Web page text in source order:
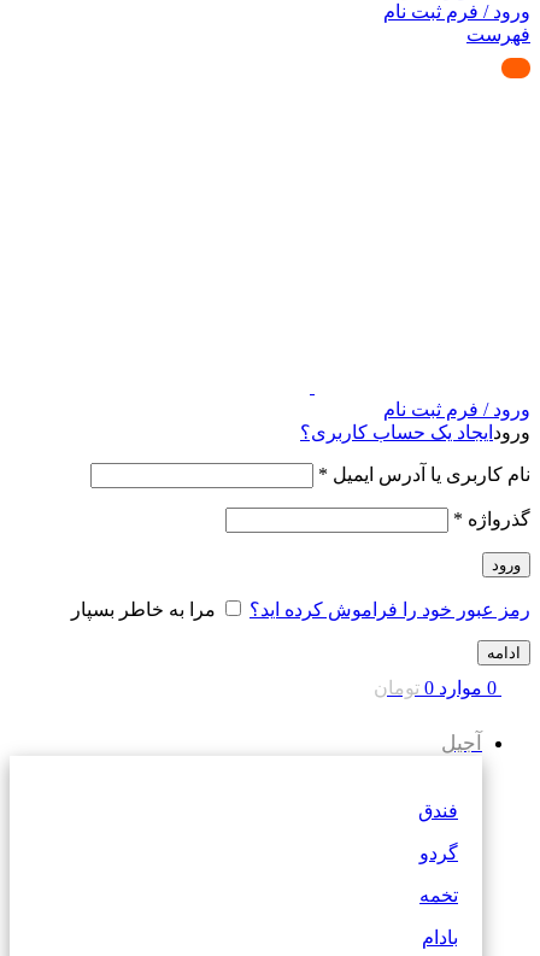
ورود / فرم ثبت نام
فهرست
ورود / فرم ثبت نام
ورود ایجاد یک حساب کاربری؟
نام کاربری یا آدرس ایمیل *
گذرواژه *
ورود
رمز عبور خود را فراموش کرده اید؟ مرا به خاطر بسپار
ادامه
0 موارد 0 تومان
آجیل
فندق
گردو
تخمه
بادام